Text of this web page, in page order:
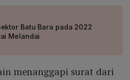
Batu Bara pada 2022
Melandai
menanggapi surat dari